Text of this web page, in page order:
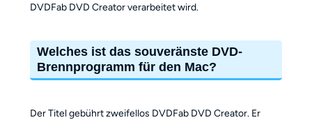
DVDFab DVD Creator verarbeitet wird.
Welches ist das souveränste DVD-
Brennprogramm für den Mac?
Der Titel gebührt zweifellos DVDFab DVD Creator. Er